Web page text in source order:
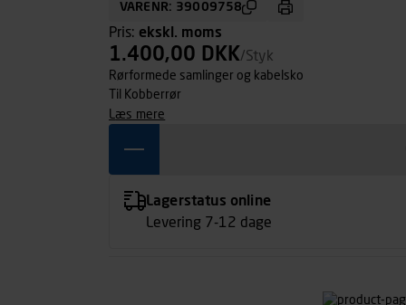
VARENR: 39009758
Pris: ekskl. moms
1.400,00 DKK/Styk
Rørformede samlinger og kabelsko
Til Kobberrør
læs mere
Lagerstatus online
Levering 7-12 dage